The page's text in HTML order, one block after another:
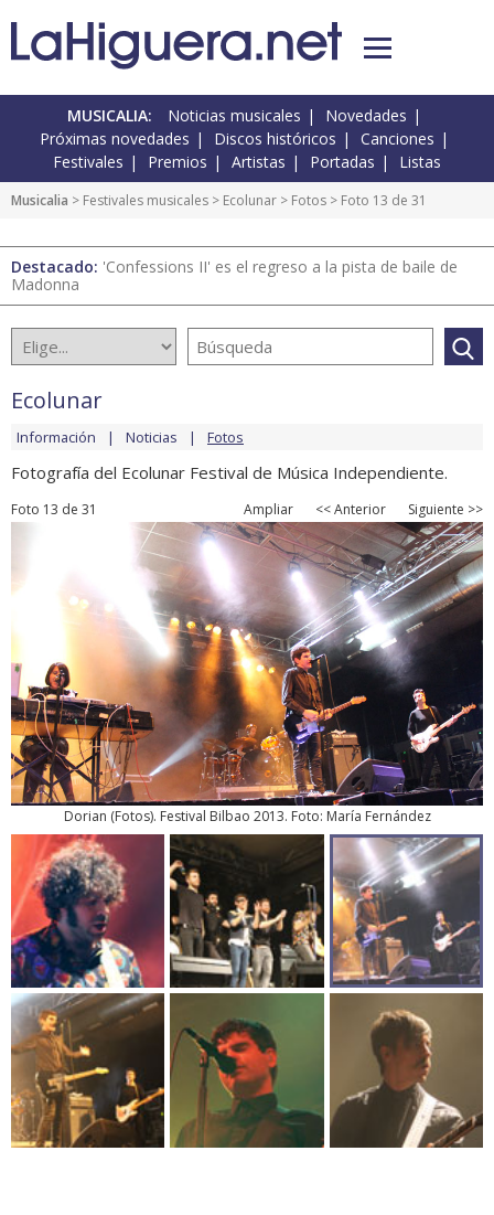
MUSICALIA: Noticias musicales
Novedades
Próximas novedades
Discos históricos
Canciones
Festivales
Premios Artistas Portadas Listas
Musicalia > Festivales musicales > Ecolunar > Fotos > Foto 13 de 31
Destacado: 'Confessions II' es el regreso a la pista de baile de
Madonna
Ecolunar
Información Noticias Fotos
Fotografía del Ecolunar Festival de Música Independiente.
Foto 13 de 31 Ampliar << Anterior Siguiente >>
Dorian (Fotos). Festival Bilbao 2013. Foto: María Fernández